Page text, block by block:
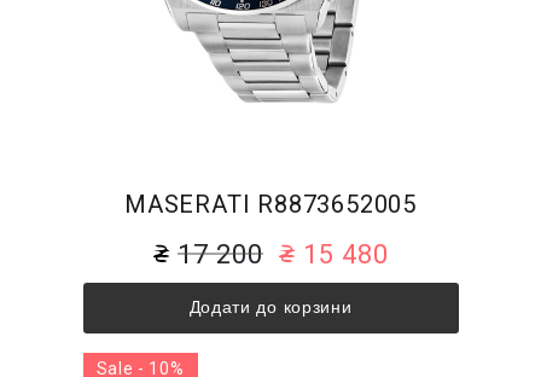
MASERATI R8873652005
17 200 15 480
Додати до корзини
Sale - 10%